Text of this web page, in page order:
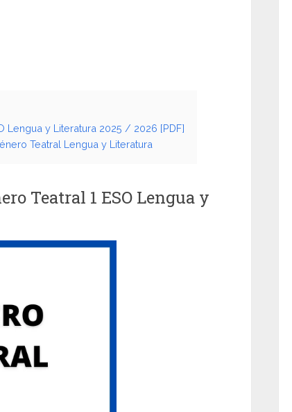
Lengua y Literatura 2025 / 2026 [PDF]
Teatral Lengua y Literatura
Teatral 1 ESO Lengua y